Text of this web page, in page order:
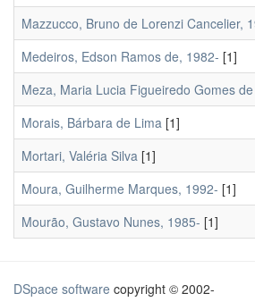
Mazzucco, Bruno de Lorenzi Cancelier,
Medeiros, Edson Ramos de, 1982- [1]
Meza, Maria Lucia Figueiredo Gomes de
Morais, Bárbara de Lima [1]
Mortari, Valéria Silva [1]
Moura, Guilherme Marques, 1992- [1]
Mourão, Gustavo Nunes, 1985- [1]
DSpace software copyright © 2002-